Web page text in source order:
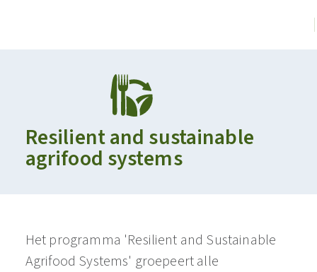
Resilient and sustainable
agrifood systems
Het programma 'Resilient and Sustainable
Agrifood Systems' groepeert alle